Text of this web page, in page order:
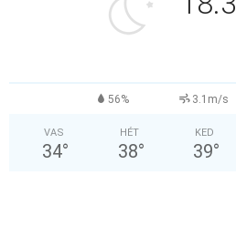
56% 3.1m/s
VAS
34°
HÉT
38°
KED
39°